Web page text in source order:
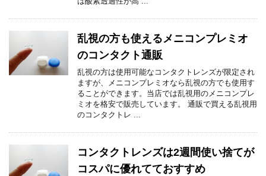
乱視の方も使えるメニコンプレミオ
のコンタクト通販
乱視の方は使用可能なコンタクトレンズが限定され
ますが、メニコンプレミオなら乱視の方でも使用す
ることができます。当店では乱視用のメニコンプレ
ミオを格安で販売しています。 通販で買える乱視用
のコンタクトレ ...
コンタクトレンズは2週間使い捨てが
コスパに優れてておすすめ